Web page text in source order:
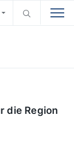
die Region